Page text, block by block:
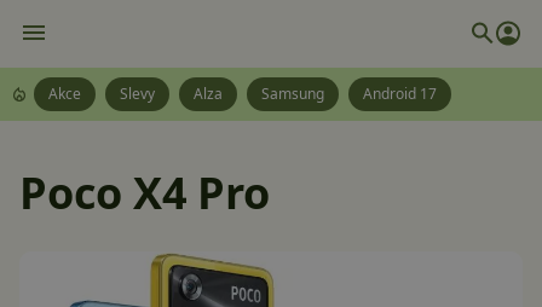
Akce Slevy Alza Samsung Android 17
Poco X4 Pro